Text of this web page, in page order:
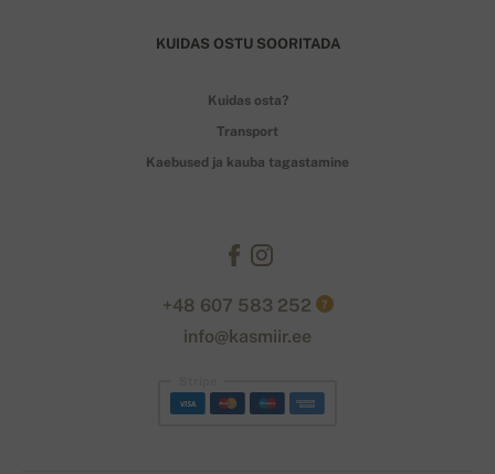
KUIDAS OSTU SOORITADA
Kuidas osta?
Transport
Kaebused ja kauba tagastamine
+48 607 583 252 ?
info@kasmiir.ee